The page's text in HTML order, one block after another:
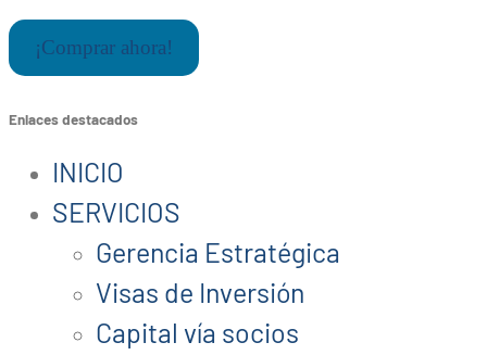
¡Comprar ahora!
Enlaces destacados
INICIO
SERVICIOS
Gerencia Estratégica
Visas de Inversión
Capital vía socios